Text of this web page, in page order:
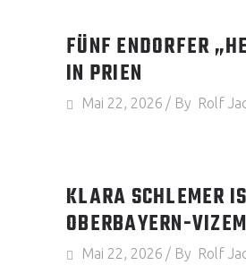
FÜNF ENDORFER
IN PRIEN
Mai 22, 2026 By Rolf
KLARA SCHLEMER
OBERBAYERN-
Mai 22, 2026 By Rolf